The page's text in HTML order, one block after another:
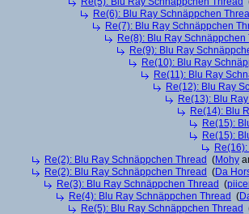
Re(6): Blu Ray Schnäppchen
Re(7): Blu Ray Schnäppchen
Re(8): Blu Ray Schnäppchen
Re(9): Blu Ray
Re(10): Blu Ray
Re(11): Blu Ray
Re(12): Blu Ray
Re(13): Blu
Re(14): Blu
Re(15):
Re(15):
Re(2): Blu Ray Schnäppchen Thread (Mohy
Re(2): Blu Ray Schnäppchen Thread (Da
Re(3): Blu Ray Schnäppchen Thread (
Re(4): Blu Ray Schnäppchen Thread (
Re(5): Blu Ray Schnäppchen Thread